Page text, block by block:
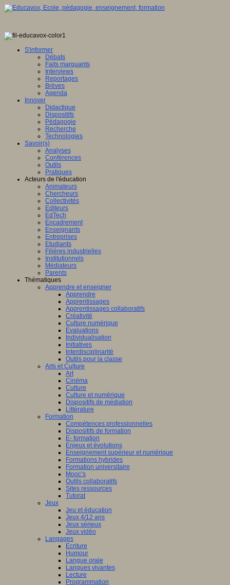
S'informer
Débats
Faits marquants
Interviews
Reportages
Brèves
Agenda
Innover
Didactique
Dispositifs
Pédagogie
Recherche
Technologies
Savoir(s)
Analyses
Conférences
Outils
Pratiques
Acteurs de l'éducation
Animateurs
Chercheurs
Collectivités
Editeurs
EdTech
Encadrement
Enseignants
Entreprises
Etudiants
Filières industrielles
Institutionnels
Médiateurs
Parents
Thématiques
Apprendre et enseigner
Apprendre
Apprentissages
Apprentissages collaboratifs
Créativité
Culture numérique
Evaluations
Individualisation
Initiatives
Interdisciplinarité
Outils pour la classe
Arts et Culture
Art
Cinéma
Culture
Culture et numérique
Dispositifs de médiation
Littérature
Formation
Compétences professionnelles
Dispositifs de formation
E- formation
Enjeux et évolutions
Enseignement supérieur et numérique
Formations hybrides
Formation universitaire
Mooc’s
Outils collaboratifs
Sites ressources
Tutorat
Jeux
Jeu et éducation
Jeux 4/12 ans
Jeux sérieux
Jeux vidéo
Langages
Ecriture
Humour
Langue orale
Langues vivantes
Lecture
Programmation